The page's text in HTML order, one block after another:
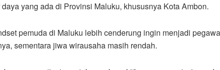
yang ada di Provinsi Maluku, khususnya Kota Ambon.
pemuda di Maluku lebih cenderung ingin menjadi
sementara jiwa wirausaha masih rendah.